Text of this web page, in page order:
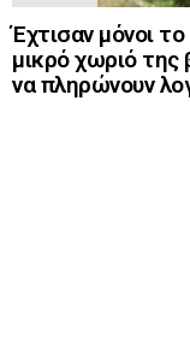
Έχτισαν μόνοι
μικρό χωριό της
να πληρώνουν